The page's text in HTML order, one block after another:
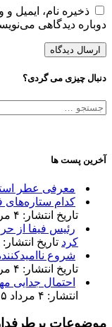
ذخیره نام، ایمیل
دوباره دیدگاهی
دنبال چیزی می گردی؟
جستجو
آخرین پست ها
معرفی عطر
کدام ستاره‌های
تاریخ انتشار: ۴ مرداد ۱۴۰۵
رئیس فیفا از
کرد تاریخ انتشار: ۴ مرداد ۱۴۰۵
شروع
تاریخ انتشار: ۴ مرداد ۱۴۰۵
احتمال جدایی
انتشار: ۴ مرداد ۱۴۰۵
موضوعات